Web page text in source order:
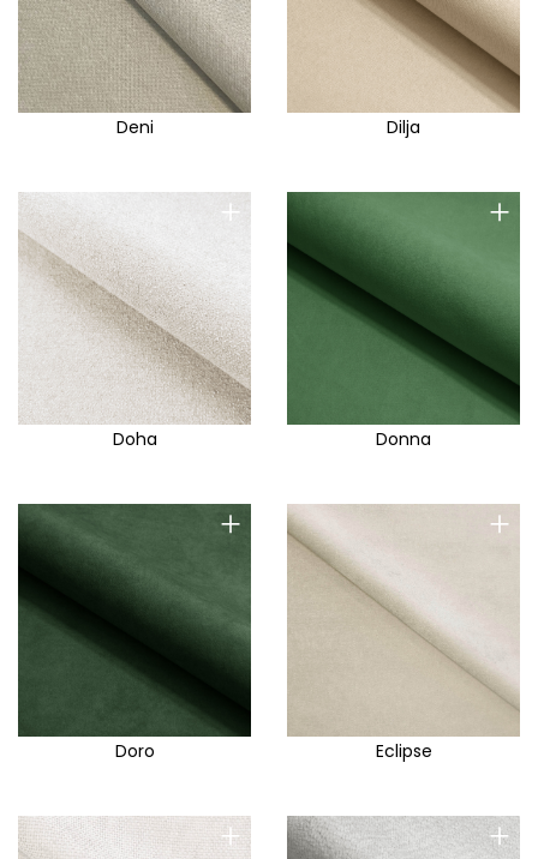
Deni Dilja
+
Doha
+
Donna
+
Doro
+
Eclipse
+ +